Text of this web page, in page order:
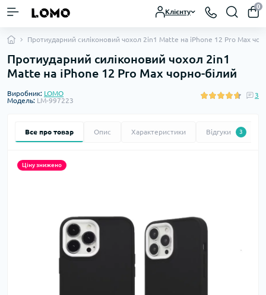
Клієнту
0
Протиударний силіконовий чохол 2in1 Matte на iPhone 12 Pro Max
Протиударний силіконовий чохол 2in1
Matte на iPhone 12 Pro Max чорно-білий
Виробник: LOMO
Модель: LM-997223
3
Все про товар Опис Характеристики Відгуки 3
Ціну знижено